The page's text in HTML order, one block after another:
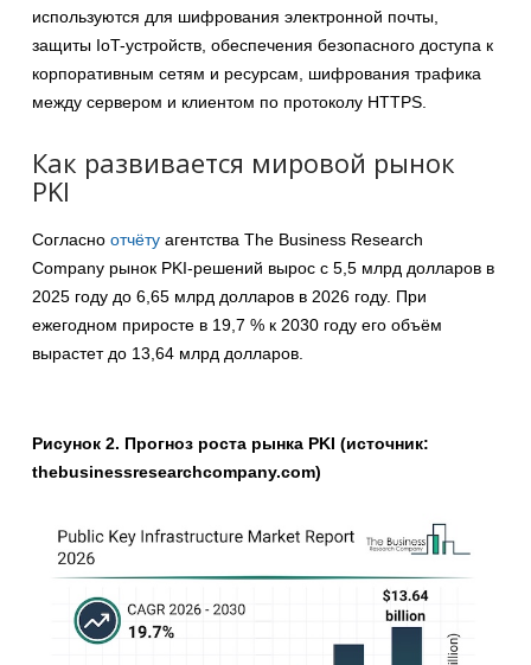
используются для шифрования электронной почты,
защиты IoT-устройств, обеспечения безопасного доступа к
корпоративным сетям и ресурсам, шифрования трафика
между сервером и клиентом по протоколу HTTPS.
Как развивается мировой рынок
PKI
Согласно отчёту агентства The Business Research
Company рынок PKI-решений вырос с 5,5 млрд долларов в
2025 году до 6,65 млрд долларов в 2026 году. При
ежегодном приросте в 19,7 % к 2030 году его объём
вырастет до 13,64 млрд долларов.
Рисунок 2. Прогноз роста рынка PKI (источник:
thebusinessresearchcompany.com)